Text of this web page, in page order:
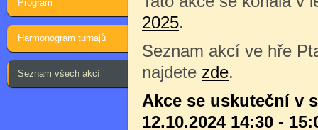
Program
Harmonogram turnajů
Seznam všech akcí
2025.
Seznam akcí ve hře
najdete zde.
Akce se uskuteční v
12.10.2024 14:30 -